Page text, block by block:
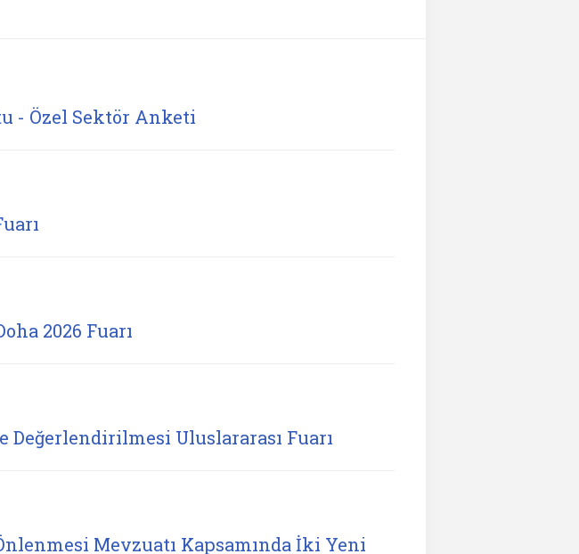
- Özel Sektör Anketi
2026 Fuarı
Değerlendirilmesi Uluslararası Fuarı
Mevzuatı Kapsamında İki Yeni